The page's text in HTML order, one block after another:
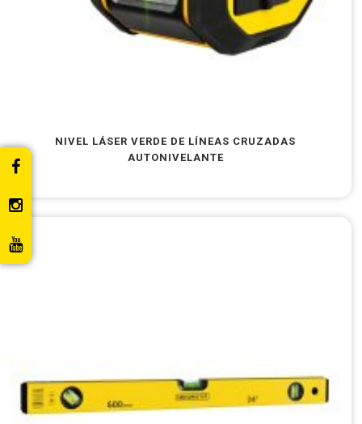
NIVEL LÁSER VERDE DE LÍNEAS CRUZADAS
AUTONIVELANTE